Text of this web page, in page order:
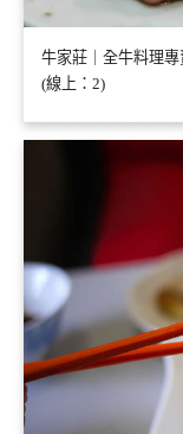
牛家莊｜全牛料理
(線上：2)